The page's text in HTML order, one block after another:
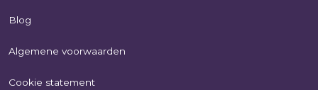
Blog
Algemene voorwaarden
Cookie statement